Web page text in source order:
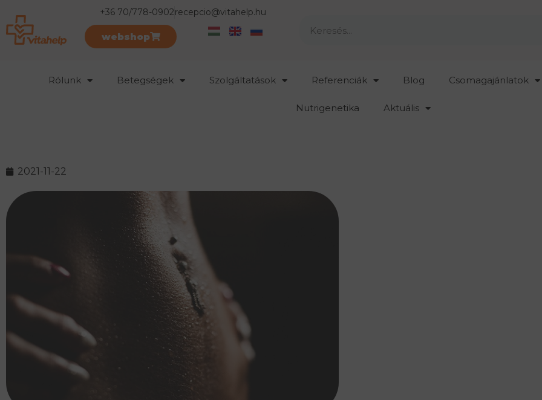
+36 70/778-0902recepcio@vitahelp.hu
webshop
Rólunk Betegségek Szolgáltatások Referenciák Blog Csomagajánlatok
Nutrigenetika Aktuális
2021-11-22